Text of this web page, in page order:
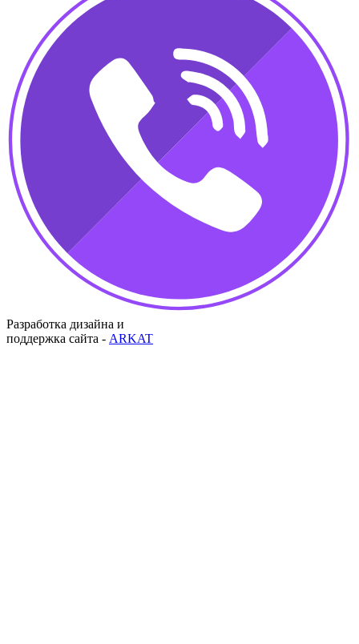
Разработка дизайна и
поддержка сайта - ARKAT